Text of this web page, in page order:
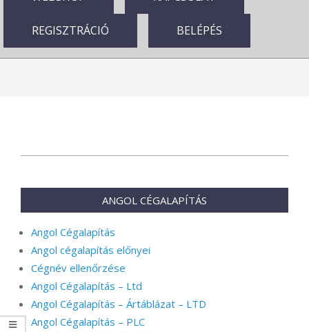
REGISZTRÁCIÓ BELÉPÉS
ANGOL CÉGALAPÍTÁS
Angol Cégalapítás
Angol cégalapítás előnyei
Cégnév ellenőrzése
Angol Cégalapítás – Ltd
Angol Cégalapítás – Ártáblázat – LTD
Angol Cégalapítás – PLC